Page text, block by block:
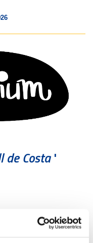
de Costa'